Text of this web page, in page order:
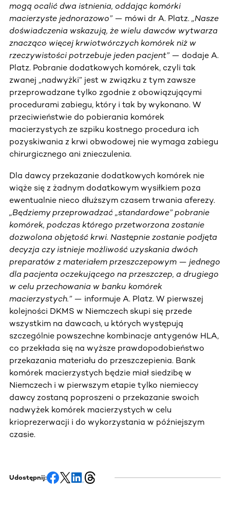
mogą ocalić dwa istnienia, oddając komórki
macierzyste jednorazowo”— mówi dr A. Platz. „Nasze
doświadczenia wskazują, że wielu dawców wytwarza
znacząco więcej krwiotwórczych komórek niż w
rzeczywistości potrzebuje jeden pacjent”— dodaje A.
Platz. Pobranie dodatkowych komórek, czyli tak
zwanej „nadwyżki” jest w związku z tym zawsze
przeprowadzane tylko zgodnie z obowiązującymi
procedurami zabiegu, który i tak by wykonano. W
przeciwieństwie do pobierania komórek
macierzystych ze szpiku kostnego procedura ich
pozyskiwania z krwi obwodowej nie wymaga zabiegu
chirurgicznego ani znieczulenia.
Dla dawcy przekazanie dodatkowych komórek nie
wiąże się z żadnym dodatkowym wysiłkiem poza
ewentualnie nieco dłuższym czasem trwania aferezy.
„Będziemy przeprowadzać „standardowe” pobranie
komórek, podczas którego przetworzona zostanie
dozwolona objętość krwi. Następnie zostanie podjęta
decyzja czy istnieje możliwość uzyskania dwóch
preparatów z materiałem przeszczepowym — jednego
dla pacjenta oczekującego na przeszczep, a drugiego
w celu przechowania w banku komórek
macierzystych.”— informuje A. Platz. W pierwszej
kolejności DKMS w Niemczech skupi się przede
wszystkim na dawcach, u których występują
szczególnie powszechne kombinacje antygenów HLA,
co przekłada się na wyższe prawdopodobieństwo
przekazania materiału do przeszczepienia. Bank
komórek macierzystych będzie miał siedzibę w
Niemczech i w pierwszym etapie tylko niemieccy
dawcy zostaną poproszeni o przekazanie swoich
nadwyżek komórek macierzystych w celu
krioprezerwacji i do wykorzystania w późniejszym
czasie.
Udostępnij: